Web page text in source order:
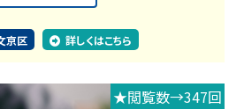
京区 詳しくはこちら
★閲覧数→347回